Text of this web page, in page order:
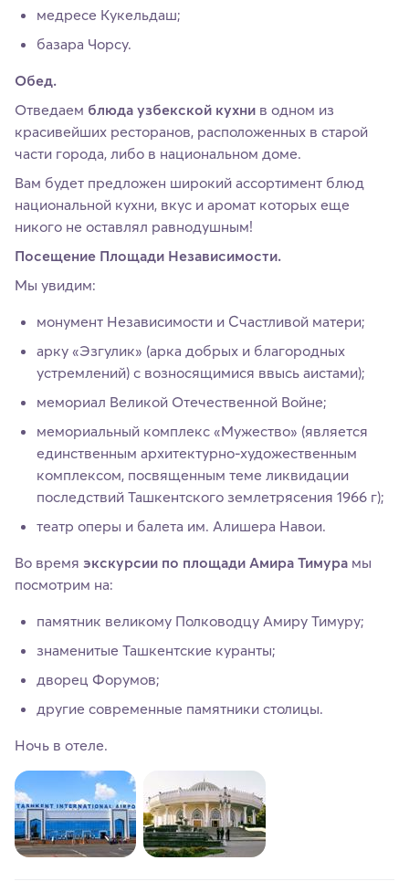
медресе Кукельдаш;
базара Чорсу.
Обед.
Отведаем блюда узбекской кухни в одном из
красивейших ресторанов, расположенных в старой
части города, либо в национальном доме.
Вам будет предложен широкий ассортимент блюд
национальной кухни, вкус и аромат которых еще
никого не оставлял равнодушным!
Посещение Площади Независимости.
Мы увидим:
монумент Независимости и Счастливой матери;
арку «Эзгулик» (арка добрых и благородных
устремлений) с возносящимися ввысь аистами);
мемориал Великой Отечественной Войне;
мемориальный комплекс «Мужество» (является
единственным архитектурно-художественным
комплексом, посвященным теме ликвидации
последствий Ташкентского землетрясения 1966 г);
театр оперы и балета им. Алишера Навои.
Во время экскурсии по площади Амира Тимура мы
посмотрим на:
памятник великому Полководцу Амиру Тимуру;
знаменитые Ташкентские куранты;
дворец Форумов;
другие современные памятники столицы.
Ночь в отеле.